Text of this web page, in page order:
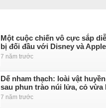
Một cuộc chiến vô cực sắp
bị đối đầu với Disney và Apple
7 năm trước
Dế nham thạch: loài vật
sau phun trào núi lửa, cỏ vừa
7 năm trước